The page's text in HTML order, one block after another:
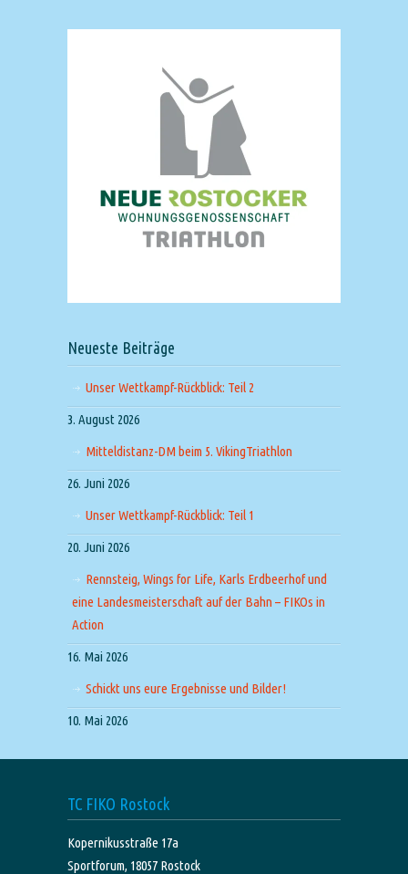
Neueste Beiträge
Unser Wettkampf-Rückblick: Teil 2
3. August 2026
Mitteldistanz-DM beim 5. VikingTriathlon
26. Juni 2026
Unser Wettkampf-Rückblick: Teil 1
20. Juni 2026
Rennsteig, Wings for Life, Karls Erdbeerhof und
eine Landesmeisterschaft auf der Bahn – FIKOs in
Action
16. Mai 2026
Schickt uns eure Ergebnisse und Bilder!
10. Mai 2026
TC FIKO Rostock
Kopernikusstraße 17a
Sportforum, 18057 Rostock